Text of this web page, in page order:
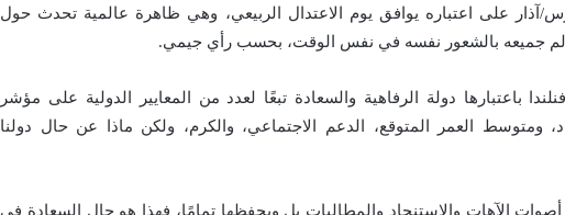
اختيار اليوم الدولي للسعادة 20 مارس/آذار على اعتباره يوافق يوم الاعتدال الربيعي، وهي ظاهرة عالمية تحدث حول
جميعه بالشعور نفسه في نفس الوقت، بحسب رأي جيمي.
باعتبارها دولة الرفاهية والسعادة تبعًا لعدد من المعايير الدولية على مؤشر
ومتوسط العمر المتوقع، الدعم الاجتماعي، والكرم، ولكن ماذا عن حال دولنا
الآهات والاستنجاد والمطالبات بل ويحفظها تمامًا، فهذا هو حال السعادة في